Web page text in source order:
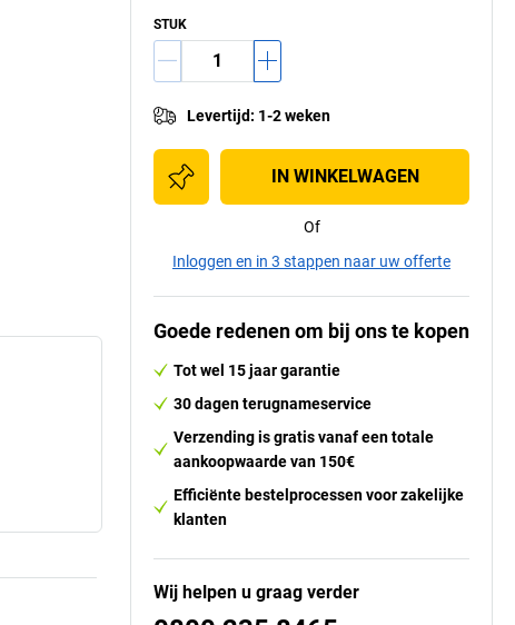
STUK
Levertijd: 1-2 weken
IN WINKELWAGEN
Of
Inloggen en in 3 stappen naar uw offerte
Goede redenen om bij ons te kopen
Tot wel 15 jaar garantie
30 dagen terugnameservice
Verzending is gratis vanaf een totale
aankoopwaarde van 150€
Efficiënte bestelprocessen voor zakelijke
klanten
Wij helpen u graag verder